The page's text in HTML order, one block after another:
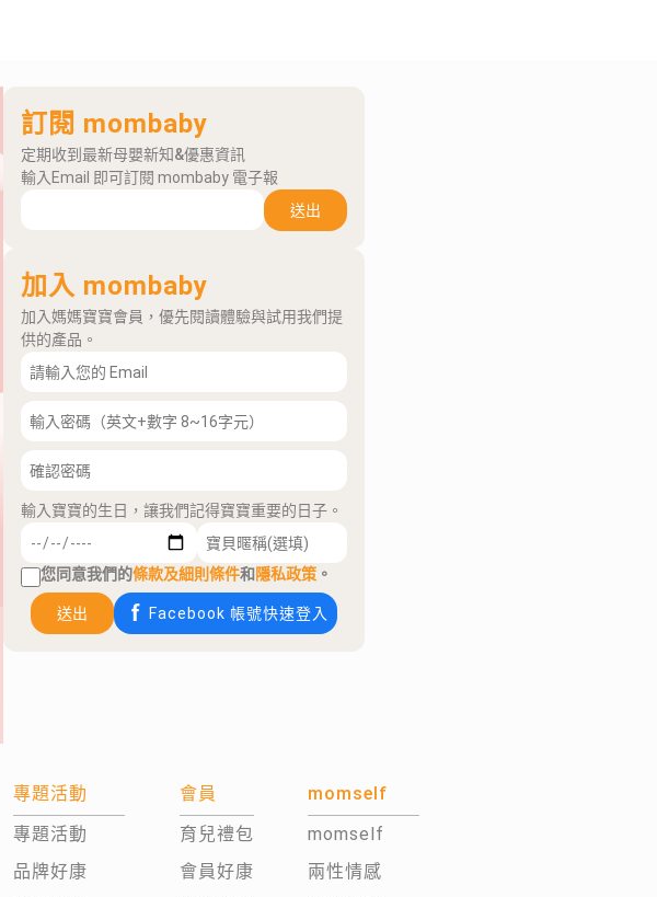
訂閱 mombaby
定期收到最新母嬰新知&優惠資訊
輸入Email 即可訂閱 mombaby 電子報
送出
加入 mombaby
加入媽媽寶寶會員，優先閱讀體驗與試用我們提
供的產品。
輸入寶寶的生日，讓我們記得寶寶重要的日子。
您同意我們的條款及細則條件和隱私政策 。
送出 Facebook 帳號快速登入
專題活動
專題活動
品牌好康
會員
育兒禮包
會員好康
momself
momself
兩性情感